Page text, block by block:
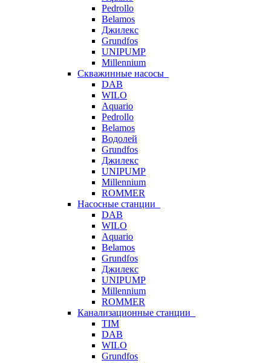
Pedrollo
Belamos
Джилекс
Grundfos
UNIPUMP
Millennium
Скважинные насосы
DAB
WILO
Aquario
Pedrollo
Belamos
Водолей
Grundfos
Джилекс
UNIPUMP
Millennium
ROMMER
Насосные станции
DAB
WILO
Aquario
Belamos
Grundfos
Джилекс
UNIPUMP
Millennium
ROMMER
Канализационные станции
TIM
DAB
WILO
Grundfos